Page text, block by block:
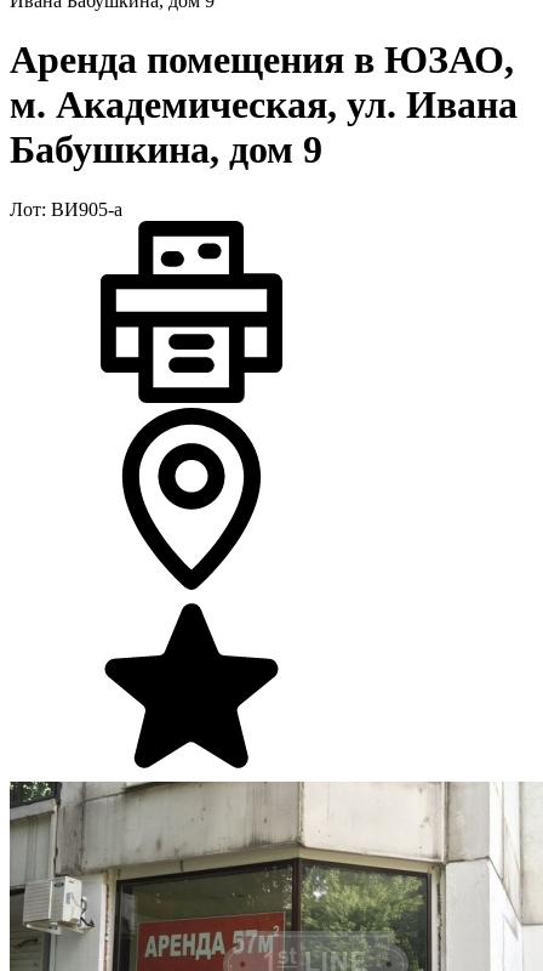
Аренда помещения в ЮЗАО,
м. Академическая, ул. Ивана
Бабушкина, дом 9
Лот: ВИ905-a